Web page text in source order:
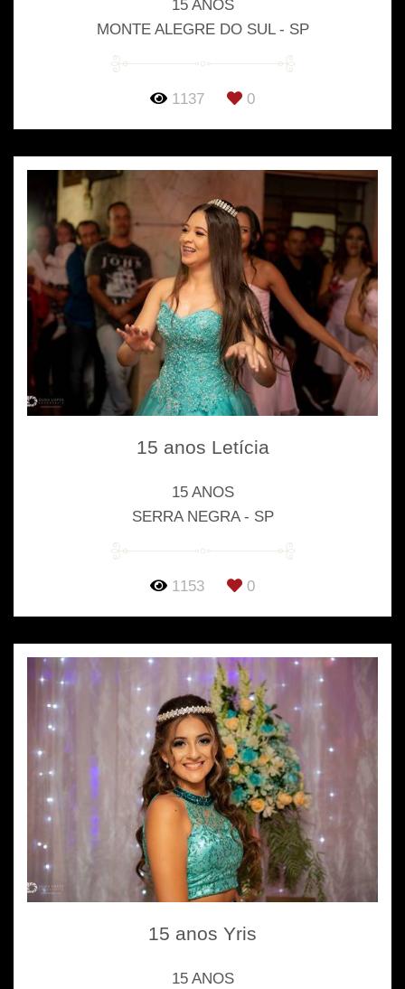
15 ANOS
MONTE ALEGRE DO SUL - SP
1137 0
15 anos Letícia
15 ANOS
SERRA NEGRA - SP
1153 0
15 anos Yris
15 ANOS